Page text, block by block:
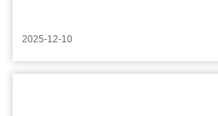
2025-12-10